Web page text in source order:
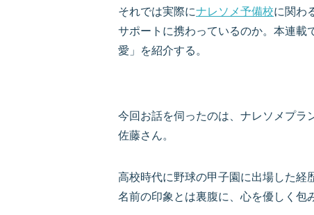
それでは実際にナレソメ予備校に関わ
サポートに携わっているのか。本連載
愛」を紹介する。
今回お話を伺ったのは、ナレソメプラ
佐藤さん。
高校時代に野球の甲子園に出場した経
名前の印象とは裏腹に、心を優しく包